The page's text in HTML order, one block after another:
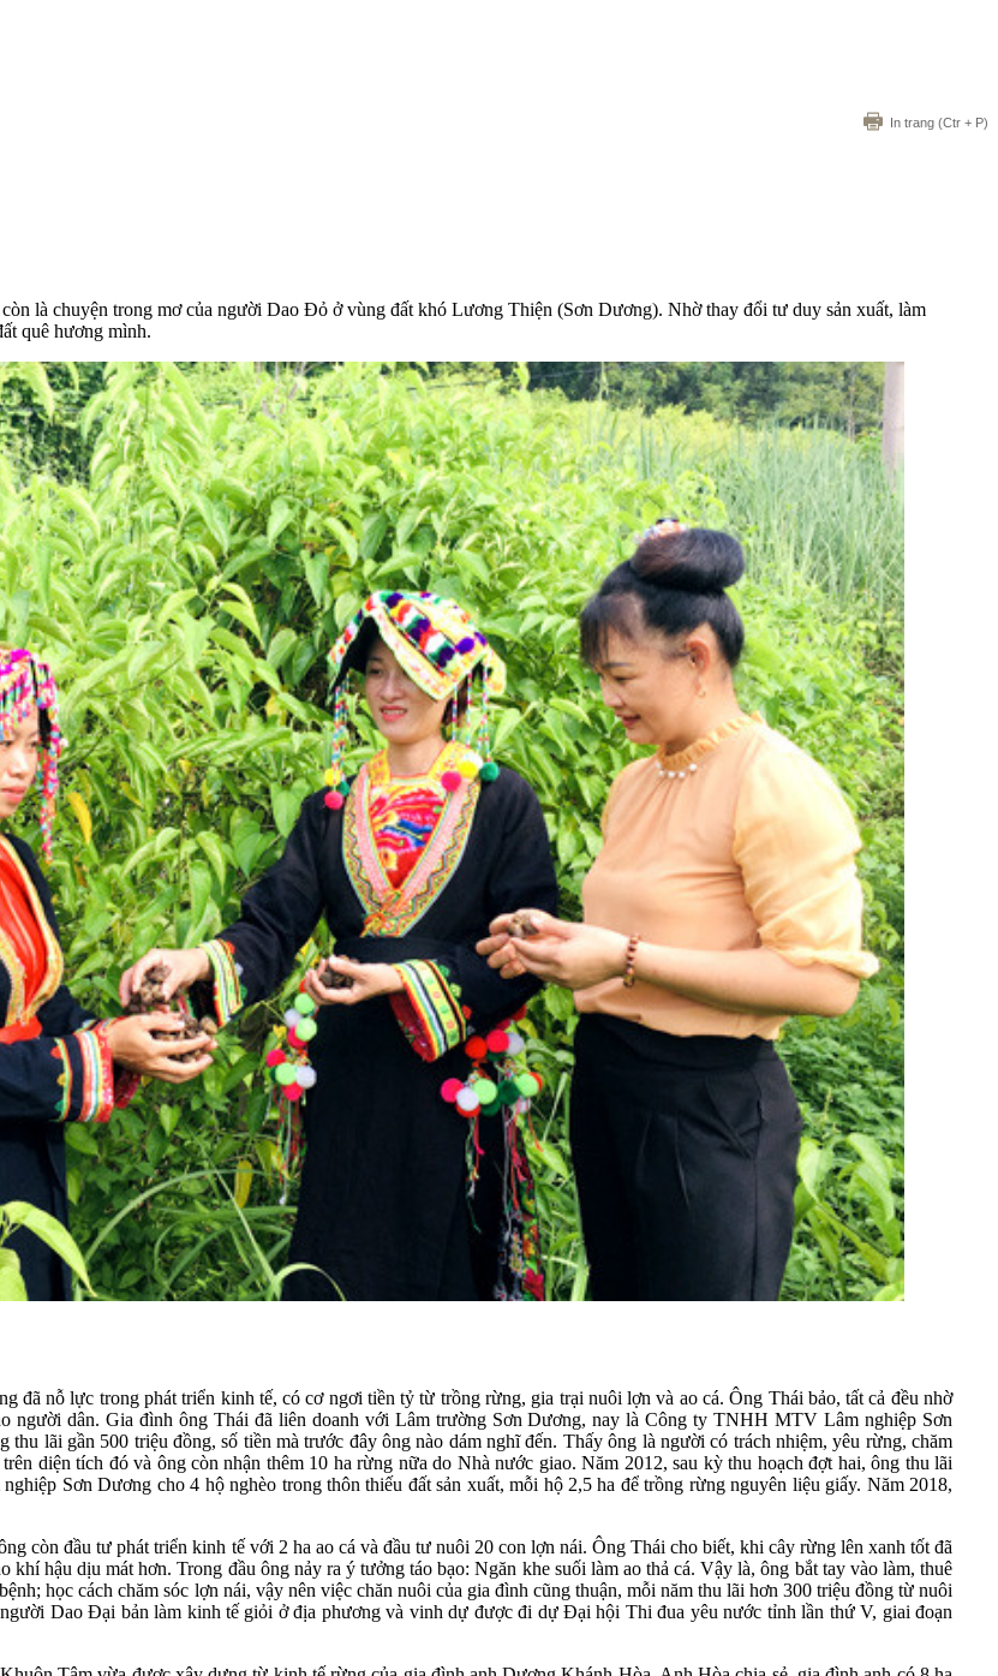
In trang (Ctr + P)
là chuyện trong mơ của người Dao Đỏ ở vùng đất khó Lương Thiện (Sơn Dương). Nhờ thay đổi tư duy sản xuất, làm
quê hương mình.
nỗ lực trong phát triển kinh tế, có cơ ngơi tiền tỷ từ trồng rừng, gia trại nuôi lợn và ao cá. Ông Thái bảo, tất cả đều nhờ
người dân. Gia đình ông Thái đã liên doanh với Lâm trường Sơn Dương, nay là Công ty TNHH MTV Lâm nghiệp Sơn
lãi gần 500 triệu đồng, số tiền mà trước đây ông nào dám nghĩ đến. Thấy ông là người có trách nhiệm, yêu rừng, chăm
diện tích đó và ông còn nhận thêm 10 ha rừng nữa do Nhà nước giao. Năm 2012, sau kỳ thu hoạch đợt hai, ông thu lãi
Sơn Dương cho 4 hộ nghèo trong thôn thiếu đất sản xuất, mỗi hộ 2,5 ha để trồng rừng nguyên liệu giấy. Năm 2018,
còn đầu tư phát triển kinh tế với 2 ha ao cá và đầu tư nuôi 20 con lợn nái. Ông Thái cho biết, khi cây rừng lên xanh tốt đã
hậu dịu mát hơn. Trong đầu ông nảy ra ý tưởng táo bạo: Ngăn khe suối làm ao thả cá. Vậy là, ông bắt tay vào làm, thuê
học cách chăm sóc lợn nái, vậy nên việc chăn nuôi của gia đình cũng thuận, mỗi năm thu lãi hơn 300 triệu đồng từ nuôi
Dao Đại bản làm kinh tế giỏi ở địa phương và vinh dự được đi dự Đại hội Thi đua yêu nước tỉnh lần thứ V, giai đoạn